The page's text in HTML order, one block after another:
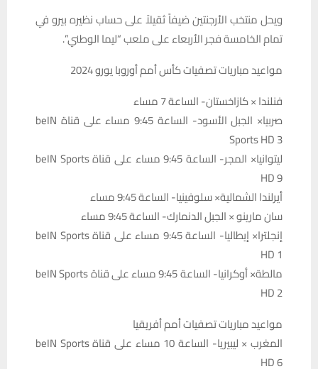
ويحل منتخب الأرجنتين ضيفاً ثقيلاً على حساب نظيره بيرو في
تمام الخامسة فجر الأربعاء على ملعب “ليما الوطني”.
مواعيد مباريات تصفيات كأس أمم أوروبا يورو 2024
فنلندا × كازاخستان- الساعة 7 مساء
صربيا× الجبل الأسود- الساعة 9:45 مساء على قناة beIN
Sports HD 3
ليتوانيا× المجر- الساعة 9:45 مساء على قناة beIN Sports
HD 9
أيرلندا الشمالية× سلوفينيا- الساعة 9:45 مساء
سان مارينو × الجبل الدنمارك- الساعة 9:45 مساء
إنجلترا× إيطاليا- الساعة 9:45 مساء على قناة beIN Sports
HD 1
مالطة× أوكرانيا- الساعة 9:45 مساء على قناة beIN Sports
HD 2
مواعيد مباريات تصفيات أمم أفريقيا
المغرب × ليبيريا- الساعة 10 مساء على قناة beIN Sports
HD 6